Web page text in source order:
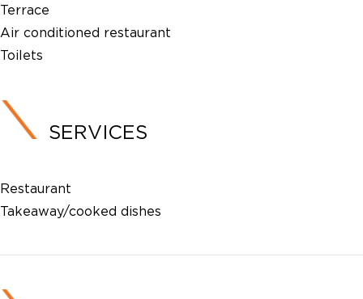
Terrace
Air conditioned restaurant
Toilets
SERVICES
Restaurant
Takeaway/cooked dishes